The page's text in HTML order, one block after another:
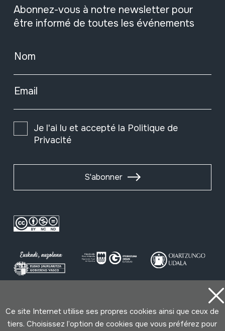
Abonnez-vous à notre newsletter pour
être informé de toutes les événements
Nom
Email
Je l'ai lu et accepté la Politique de
Privacité
S'abonner
Conditions d'Utilisation
Politique de Privacité
Ce site Internet utilise ses propres cookies ainsi que ceux de
tiers. Choisissez l’option de cookies que vous préférez pour